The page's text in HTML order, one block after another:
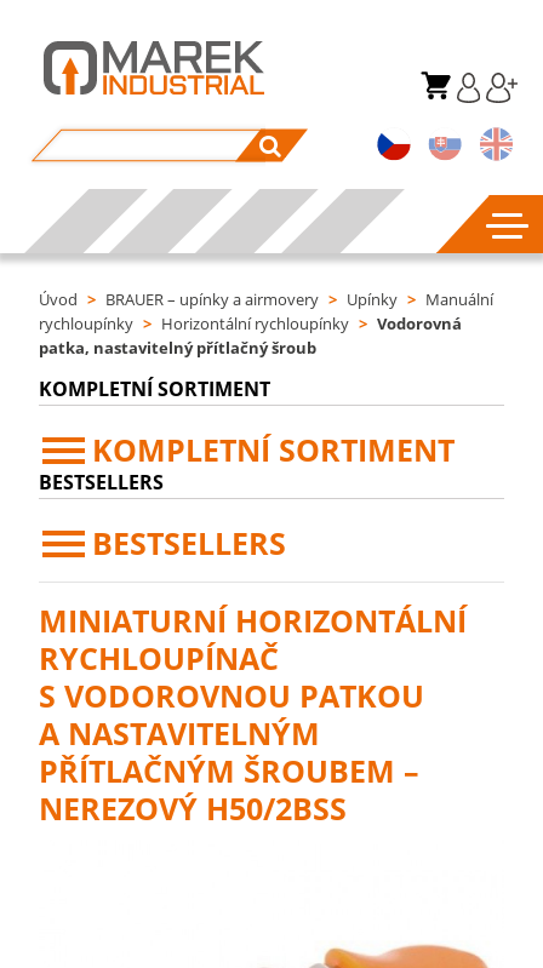
Úvod > BRAUER – upínky a airmovery > Upínky > Manuální
rychloupínky > Horizontální rychloupínky > Vodorovná
patka, nastavitelný přítlačný šroub
KOMPLETNÍ SORTIMENT
KOMPLETNÍ SORTIMENT
BESTSELLERS
BESTSELLERS
MINIATURNÍ HORIZONTÁLNÍ
RYCHLOUPÍNAČ
S VODOROVNOU PATKOU
A NASTAVITELNÝM
PŘÍTLAČNÝM ŠROUBEM –
NEREZOVÝ H50/2BSS